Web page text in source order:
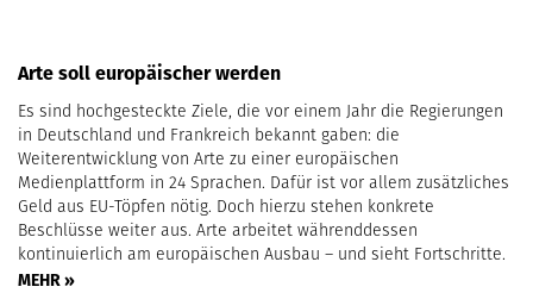
Arte soll europäischer werden
Es sind hochgesteckte Ziele, die vor einem Jahr die Regierungen
in Deutschland und Frankreich bekannt gaben: die
Weiterentwicklung von Arte zu einer europäischen
Medienplattform in 24 Sprachen. Dafür ist vor allem zusätzliches
Geld aus EU-Töpfen nötig. Doch hierzu stehen konkrete
Beschlüsse weiter aus. Arte arbeitet währenddessen
kontinuierlich am europäischen Ausbau – und sieht Fortschritte.
MEHR »